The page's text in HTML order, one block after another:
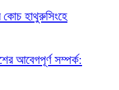
কোচ হাথুরুসিংহে
আবেগপূর্ণ সম্পর্ক: